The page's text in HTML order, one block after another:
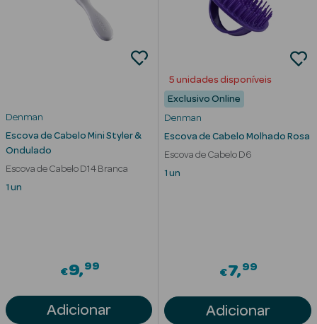
Cuidados de
Ver Tudo
Rosto
Protetores
Denman
Escova de Cabelo Mini Styler &
Ondulado
Escova de Cabelo D14 Branca
1 un
€9 99
Adicionar
5 unidades disponíveis
Exclusivo Online
Denman
Escova de Cabelo Molhado Rosa
Escova de Cabelo D6
1 un
€7 99
Adicionar